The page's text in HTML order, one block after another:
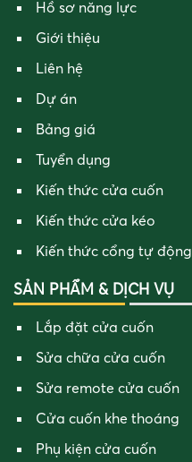
Hồ sơ năng lực
Giới thiệu
Liên hệ
Dự án
Bảng giá
Tuyển dụng
Kiến thức cửa cuốn
Kiến thức cửa kéo
Kiến thức cổng tự động
SẢN PHẨM & DỊCH VỤ
Lắp đặt cửa cuốn
Sửa chữa cửa cuốn
Sửa remote cửa cuốn
Cửa cuốn khe thoáng
Phụ kiện cửa cuốn